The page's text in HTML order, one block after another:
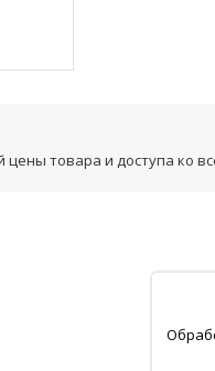
товара и доступа ко